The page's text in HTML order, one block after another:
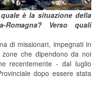
è la situazione della
Romagna? Verso quali
di missionari, impegnati in
che dipendono da noi
recentemente - dal luglio
dopo essere stata